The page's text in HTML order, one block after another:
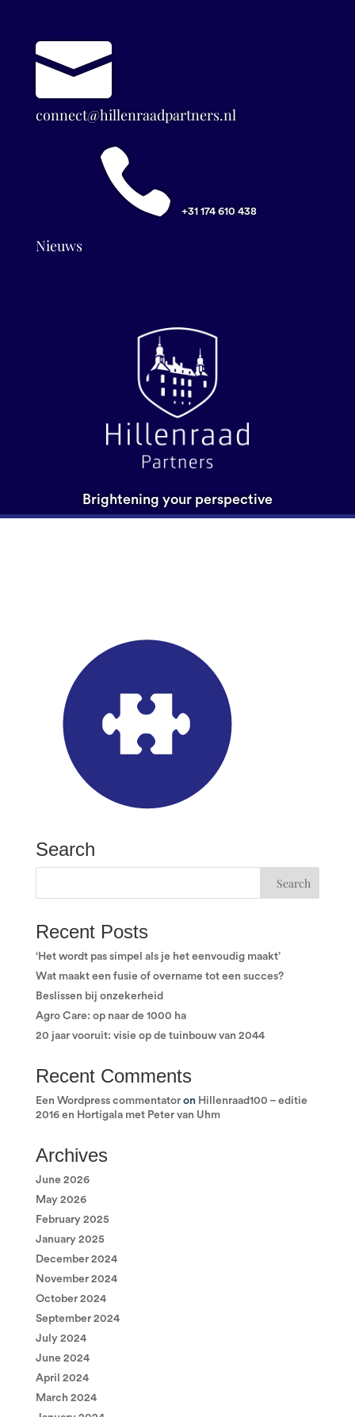

connect@hillenraadpartners.nl
 +31 174 610 438
Nieuws
Brightening your perspective
Search
Recent Posts
‘Het wordt pas simpel als je het eenvoudig maakt’
Wat maakt een fusie of overname tot een succes?
Beslissen bij onzekerheid
Agro Care: op naar de 1000 ha
20 jaar vooruit: visie op de tuinbouw van 2044
Recent Comments
Een Wordpress commentatoron Hillenraad100 – editie
2016 en Hortigala met Peter van Uhm
Archives
June 2026
May 2026
February 2025
January 2025
December 2024
November 2024
October 2024
September 2024
July 2024
June 2024
April 2024
March 2024